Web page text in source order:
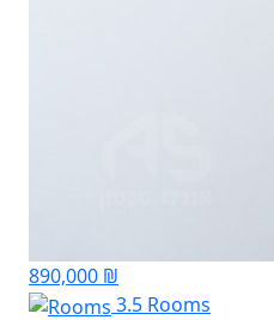
890,000 ₪
3.5 Rooms